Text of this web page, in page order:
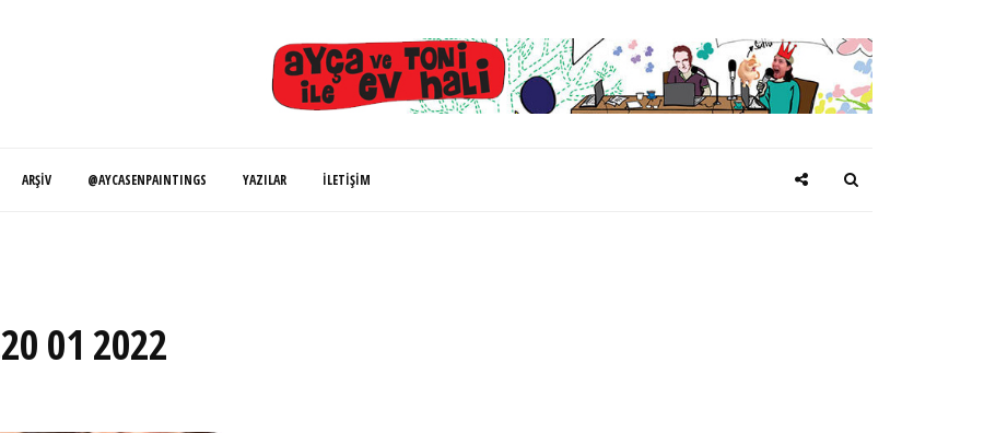
ARŞIV @AYCASENPAINTINGS YAZILAR İLETIŞIM
01 2022